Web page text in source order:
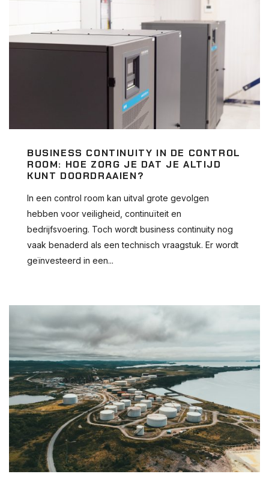
BUSINESS CONTINUITY IN DE CONTROL
ROOM: HOE ZORG JE DAT JE ALTIJD
KUNT DOORDRAAIEN?
In een control room kan uitval grote gevolgen
hebben voor veiligheid, continuïteit en
bedrijfsvoering. Toch wordt business continuity nog
vaak benaderd als een technisch vraagstuk. Er wordt
geïnvesteerd in een...